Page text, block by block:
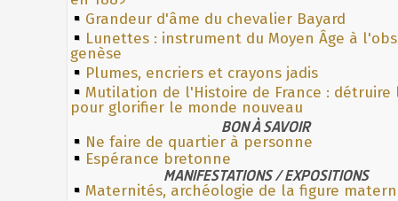
Grandeur d'âme du chevalier Bayard
Lunettes : instrument du Moyen Âge à
genèse
Plumes, encriers et crayons jadis
Mutilation de l'Histoire de France : détruire
pour glorifier le monde nouveau
BON À SAVOIR
Ne faire de quartier à personne
Espérance bretonne
MANIFESTATIONS / EXPOSITIONS
Maternités, archéologie de la figure